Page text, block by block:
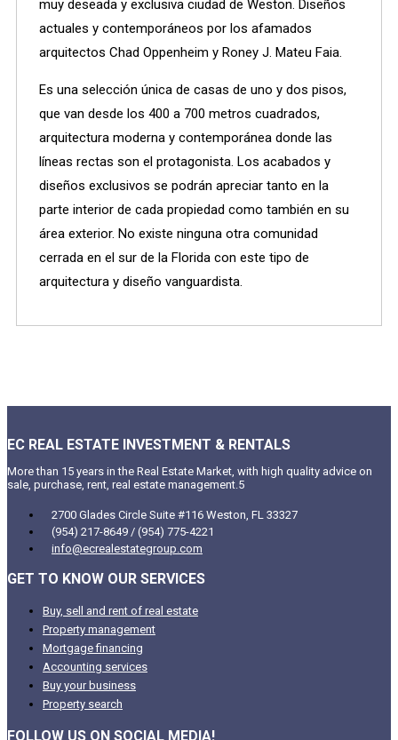
muy deseada y exclusiva ciudad de Weston. Diseños
actuales y contemporáneos por los afamados
arquitectos Chad Oppenheim y Roney J. Mateu Faia.
Es una selección única de casas de uno y dos pisos,
que van desde los 400 a 700 metros cuadrados,
arquitectura moderna y contemporánea donde las
líneas rectas son el protagonista. Los acabados y
diseños exclusivos se podrán apreciar tanto en la
parte interior de cada propiedad como también en su
área exterior. No existe ninguna otra comunidad
cerrada en el sur de la Florida con este tipo de
arquitectura y diseño vanguardista.
EC REAL ESTATE INVESTMENT & RENTALS
More than 15 years in the Real Estate Market, with high quality advice on
sale, purchase, rent, real estate management.5
2700 Glades Circle Suite #116 Weston, FL 33327
(954) 217-8649 / (954) 775-4221
info@ecrealestategroup.com
GET TO KNOW OUR SERVICES
Buy, sell and rent of real estate
Property management
Mortgage financing
Accounting services
Buy your business
Property search
FOLLOW US ON SOCIAL MEDIA!